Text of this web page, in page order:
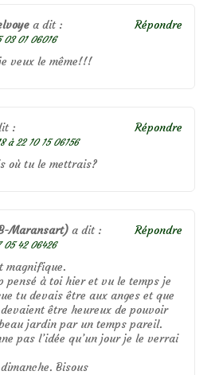
a dit :
03 01 06016
veux le même!!!
Répondre
:
à 22 10 15 06156
où tu le mettrais?
Répondre
Maransart) a dit :
05 42 06426
magnifique.
pensé à toi hier et vu le temps je
tu devais être aux anges et que
être heureux de pouvoir
jardin par un temps pareil.
pas l’idée qu’un jour je le verrai
Bisous
Répondre